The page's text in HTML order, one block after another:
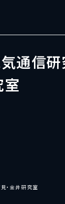
通信
室
・金井研究室